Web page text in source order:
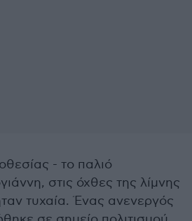
- το παλιό
στις όχθες της λίμνης
τυχαία. Ένας ανενεργός